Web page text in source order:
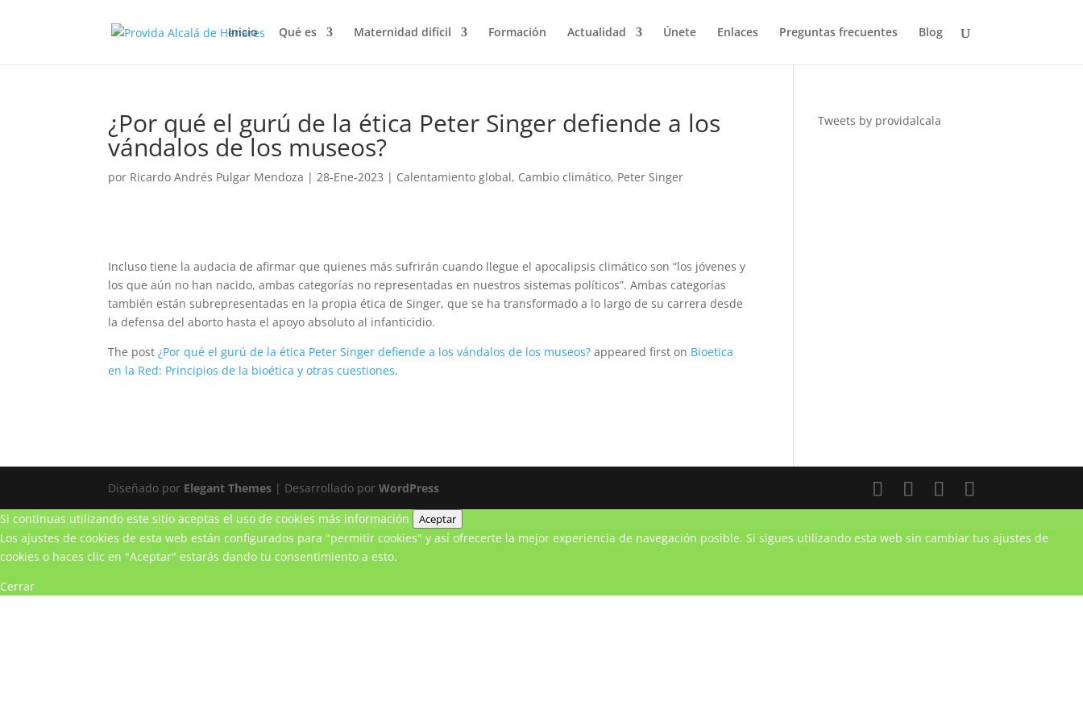
Inicio Qué es Maternidad difícil Formación Actualidad Únete Enlaces Preguntas frecuentes Blog
¿Por qué el gurú de la ética Peter Singer defiende a los
vándalos de los museos?
por Ricardo Andrés Pulgar Mendoza |28-Ene-2023 | Calentamiento global, Cambio climático, Peter Singer
Incluso tiene la audacia de afirmar que quienes más sufrirán cuando llegue el apocalipsis climático son “los jóvenes y
los que aún no han nacido, ambas categorías no representadas en nuestros sistemas políticos”. Ambas categorías
también están subrepresentadas en la propia ética de Singer, que se ha transformado a lo largo de su carrera desde
la defensa del aborto hasta el apoyo absoluto al infanticidio.
The post¿Por qué el gurú de la ética Peter Singer defiende a los vándalos de los museos? appeared first on Bioetica
en la Red: Principios de la bioética y otras cuestiones.
Tweets by providalcala
Diseñado por Elegant Themes | Desarrollado porWordPress
Si continuas utilizando este sitio aceptas el uso de cookies más información Aceptar
Los ajustes de cookies de esta web están configurados para "permitir cookies" y así ofrecerte la mejor experiencia de navegación posible. Si sigues utilizando esta web sin cambiar tus ajustes de
cookies o haces clic en "Aceptar" estarás dando tu consentimiento a esto.
Cerrar